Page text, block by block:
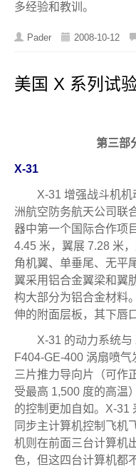
多经验和教训。
Pader 2008-10-12
美国 X 系列试
第三部
X-31
X-31 增强战斗机机
洲航空防务航天公司联
器中第一个国际合作项
4.45 米，翼展 7.28 米
角机翼、单垂尾、无平
翼采用铝合金翼梁和翼
构大部分为铝合金材料
伸的附面层板，其下唇
X-31 的动力系统与
F404-GE-400 涡扇喷
三片推力导向片（可作
受最高 1,500 度的高温
的控制更加自如。X-31
同步主计算机控制飞机
机则在前面三台计算机
色，但这四台计算机都